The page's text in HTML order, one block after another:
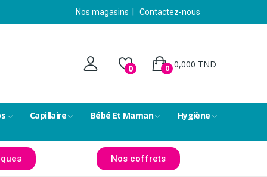
Nos magasins Contactez-nous
0 0,000 TND
0
Capillaire Bébé Et Maman
Hygiène
Nos coffrets